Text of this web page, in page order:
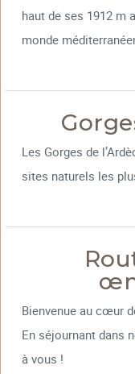
haut de ses 1912 m
monde
Les Gorges de
sites naturels les
Bienvenue au cœur
En séjournant dans
à vous !